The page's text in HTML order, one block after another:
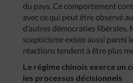
du pays. Ce comportement
avec ce qui peut être observé
d’autres démocraties libérales.
scepticisme existe aussi parmi
réactions tendent à être plus
Le régime chinois exerce un
les processus décisionnels